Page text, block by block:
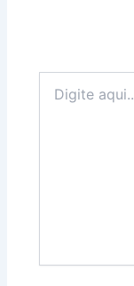
aqui...